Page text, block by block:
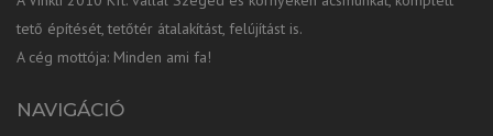
tető építését, tetőtér átalakítást, felújítást is.
A cég mottója: Minden ami fa!
NAVIGÁCIÓ